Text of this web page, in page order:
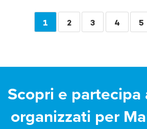
Paginazione
PAGINA
1 PAGINA
2 PAGINA
3 PAGINA
4 5
Scopri e
organizzati per